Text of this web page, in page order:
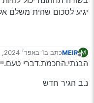
יגיע לסכום שהית משלם
M
מנותק
MEIRכתב ב1 באפר׳ 2024, 12:26
נערך לאחרונה על ידי
הבנתי.החכמת.דברי
נ.ב הגיר חדש